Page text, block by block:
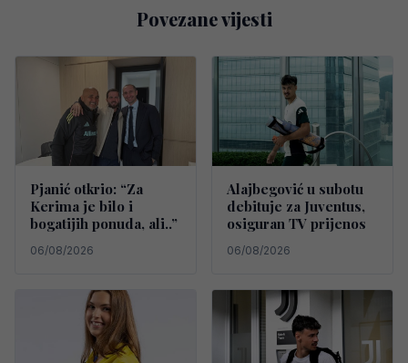
Povezane vijesti
Pjanić otkrio: “Za
Kerima je bilo i
bogatijih ponuda, ali..”
06/08/2026
Alajbegović u subotu
debituje za Juventus,
osiguran TV prijenos
06/08/2026